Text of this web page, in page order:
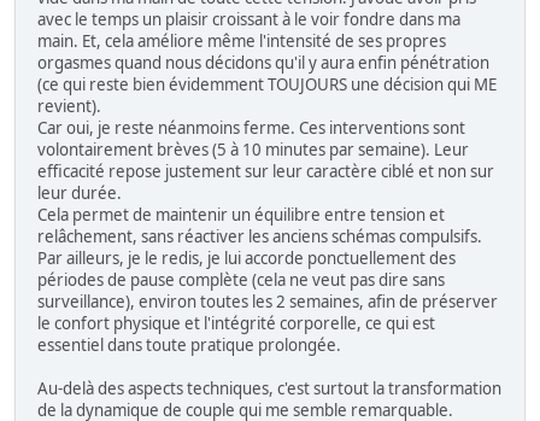
avec le temps un plaisir croissant à le voir fondre dans ma
main. Et, cela améliore même l'intensité de ses propres
orgasmes quand nous décidons qu'il y aura enfin pénétration
(ce qui reste bien évidemment TOUJOURS une décision qui ME
revient).
Car oui, je reste néanmoins ferme. Ces interventions sont
volontairement brèves (5 à 10 minutes par semaine). Leur
efficacité repose justement sur leur caractère ciblé et non sur
leur durée.
Cela permet de maintenir un équilibre entre tension et
relâchement, sans réactiver les anciens schémas compulsifs.
Par ailleurs, je le redis, je lui accorde ponctuellement des
périodes de pause complète (cela ne veut pas dire sans
surveillance), environ toutes les 2 semaines, afin de préserver
le confort physique et l'intégrité corporelle, ce qui est
essentiel dans toute pratique prolongée.
Au-delà des aspects techniques, c'est surtout la transformation
de la dynamique de couple qui me semble remarquable.